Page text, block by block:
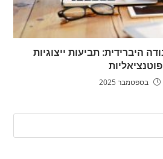
היברידית: תביעות ייצוגיות
פוטנציאליות